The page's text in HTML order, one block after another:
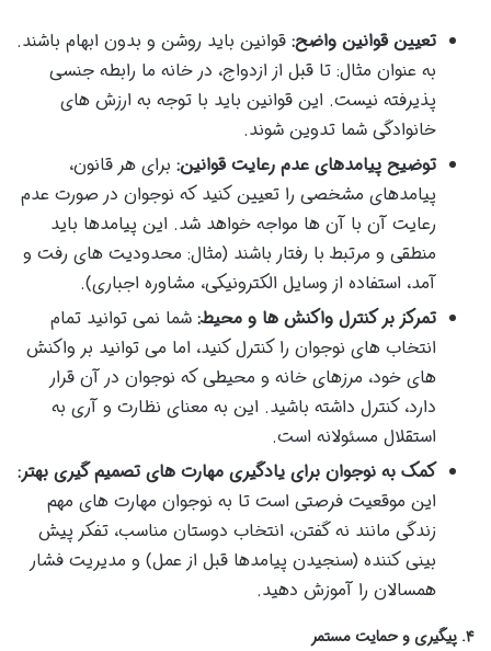
تعیین قوانین واضح: قوانین باید روشن و بدون ابهام باشند.
به عنوان مثال: تا قبل از ازدواج، در خانه ما رابطه جنسی
پذیرفته نیست. این قوانین باید با توجه به ارزش های
خانوادگی شما تدوین شوند.
توضیح پیامدهای عدم رعایت قوانین: برای هر قانون،
پیامدهای مشخصی را تعیین کنید که نوجوان در صورت عدم
رعایت آن با آن ها مواجه خواهد شد. این پیامدها باید
منطقی و مرتبط با رفتار باشند (مثال: محدودیت های رفت و
آمد، استفاده از وسایل الکترونیکی، مشاوره اجباری).
تمرکز بر کنترل واکنش ها و محیط: شما نمی توانید تمام
انتخاب های نوجوان را کنترل کنید، اما می توانید بر واکنش
های خود، مرزهای خانه و محیطی که نوجوان در آن قرار
دارد، کنترل داشته باشید. این به معنای نظارت و آری به
استقلال مسئولانه است.
کمک به نوجوان برای یادگیری مهارت های تصمیم گیری بهتر:
این موقعیت فرصتی است تا به نوجوان مهارت های مهم
زندگی مانند نه گفتن، انتخاب دوستان مناسب، تفکر پیش
بینی کننده (سنجیدن پیامدها قبل از عمل) و مدیریت فشار
همسالان را آموزش دهید.
۴. پیگیری و حمایت مستمر